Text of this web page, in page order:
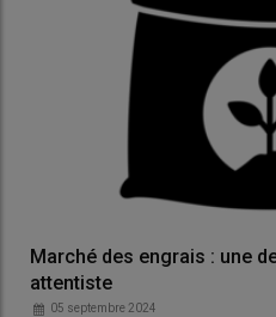
Marché des engrais : une
attentiste
05 septembre 2024